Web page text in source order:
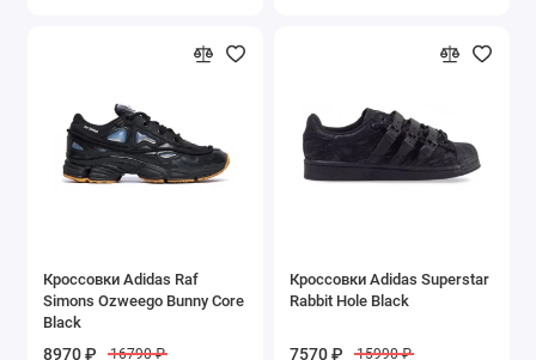
Кроссовки Adidas Raf
Simons Ozweego Bunny Core
Black
8970 ₽ 16790 ₽
Кроссовки Adidas Superstar
Rabbit Hole Black
7570 ₽ 15990 ₽